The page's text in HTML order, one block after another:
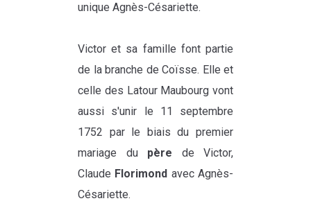
unique Agnès-Césariette.
Victor et sa famille font partie
de la branche de Coïsse. Elle et
celle des Latour Maubourg vont
aussi s'unir le 11 septembre
1752 par le biais du premier
mariage du père de Victor,
Claude Florimond avec Agnès-
Césariette.